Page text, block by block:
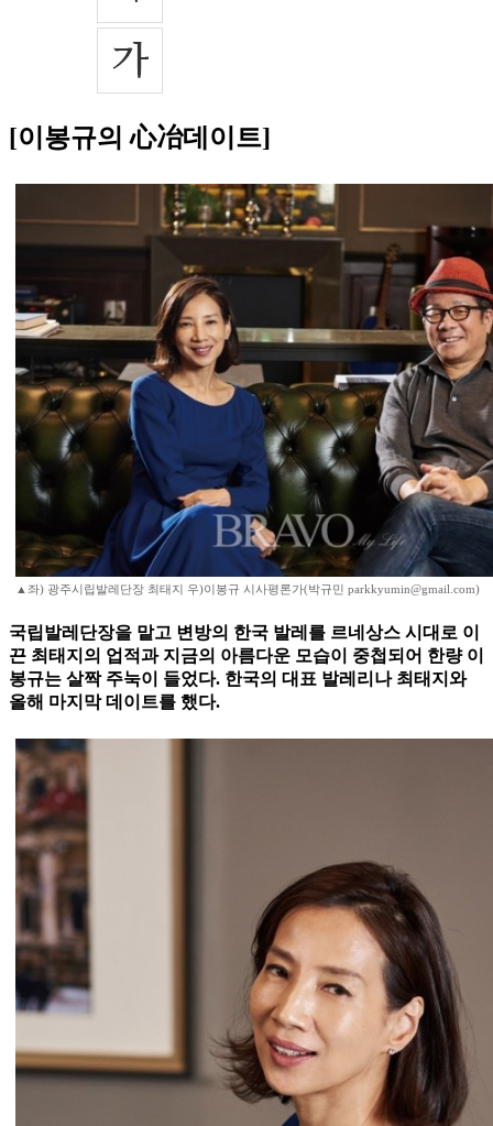
[이봉규의 心冶데이트]
▲좌) 광주시립발레단장 최태지 우)이봉규 시사평론가(박규민 parkkyumin@gmail.com)
국립발레단장을 맡고 변방의 한국 발레를 르네상스 시대로 이
끈 최태지의 업적과 지금의 아름다운 모습이 중첩되어 한량 이
봉규는 살짝 주눅이 들었다. 한국의 대표 발레리나 최태지와
올해 마지막 데이트를 했다.